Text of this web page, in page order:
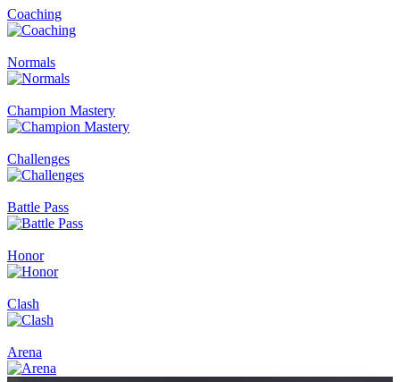
Coaching
Normals
Champion Mastery
Challenges
Battle Pass
Honor
Clash
Arena